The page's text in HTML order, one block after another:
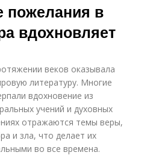
Христианские
символы
Христианские
ценности
Рождения в
христианской
традиции
пожелания в
вдохновляет
веков оказывала
литературу. Многие
вдохновение из
учений и духовных
отражаются темы веры,
и зла, что делает их
во все времена.